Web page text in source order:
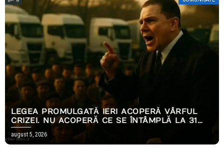
LEGEA PROMULGATĂ IERI ACOPERĂ VÂRFUL
CRIZEI. NU ACOPERĂ CE SE ÎNTÂMPLĂ LA 31
DECEMBRIE.
august 5, 2026